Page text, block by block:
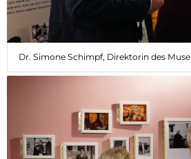
Dr. Simone Schimpf, Direktorin des